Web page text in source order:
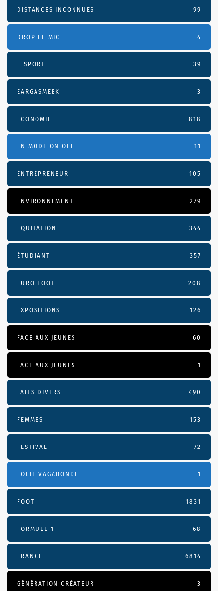
DISTANCES INCONNUES 99
DROP LE MIC 4
E-SPORT 39
EARGASMEEK 3
ECONOMIE 818
EN MODE ON OFF 11
ENTREPRENEUR 105
ENVIRONNEMENT 279
EQUITATION 344
ÉTUDIANT 357
EURO FOOT 208
EXPOSITIONS 126
FACE AUX JEUNES 60
FACE AUX JEUNES 1
FAITS DIVERS 490
FEMMES 153
FESTIVAL 72
FOLIE VAGABONDE 1
FOOT 1831
FORMULE 1 68
FRANCE 6814
GÉNÉRATION CRÉATEUR 3